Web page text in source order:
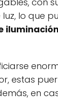
lo que
estas
en